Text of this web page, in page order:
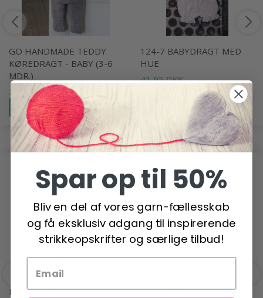
GO HANDMADE TEDDY
KØREDRAGT - BABY (3-6
MDR.)
238,00 DKK
Se produktet
124-7 BABYDRAGT MED
HUE
41,95 DKK
ANDRE HAR OGSÅ SET
DROPS BIG MERINO
GJESTAL BABY ULL
Spar op til 50%
Bliv en del af vores garn-fællesskab
og få eksklusiv adgang til inspirerende
strikkeopskrifter og særlige tilbud!